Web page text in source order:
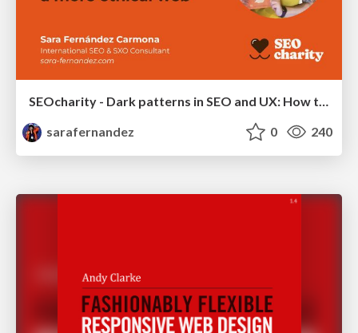
sarafernandez
0 240